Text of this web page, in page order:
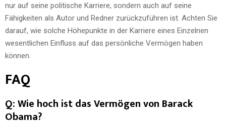
nur auf seine politische Karriere, sondern auch auf seine
Fähigkeiten als Autor und Redner zurückzuführen ist. Achten Sie
darauf, wie solche Höhepunkte in der Karriere eines Einzelnen
wesentlichen Einfluss auf das persönliche Vermögen haben
können.
FAQ
Q: Wie hoch ist das Vermögen von Barack
Obama?